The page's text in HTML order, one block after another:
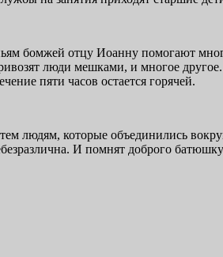
бомжей отцу Иоанну помогают
люди мешками, и многое
пяти часов остается горячей.
людям, которые объединились
И помнят доброго